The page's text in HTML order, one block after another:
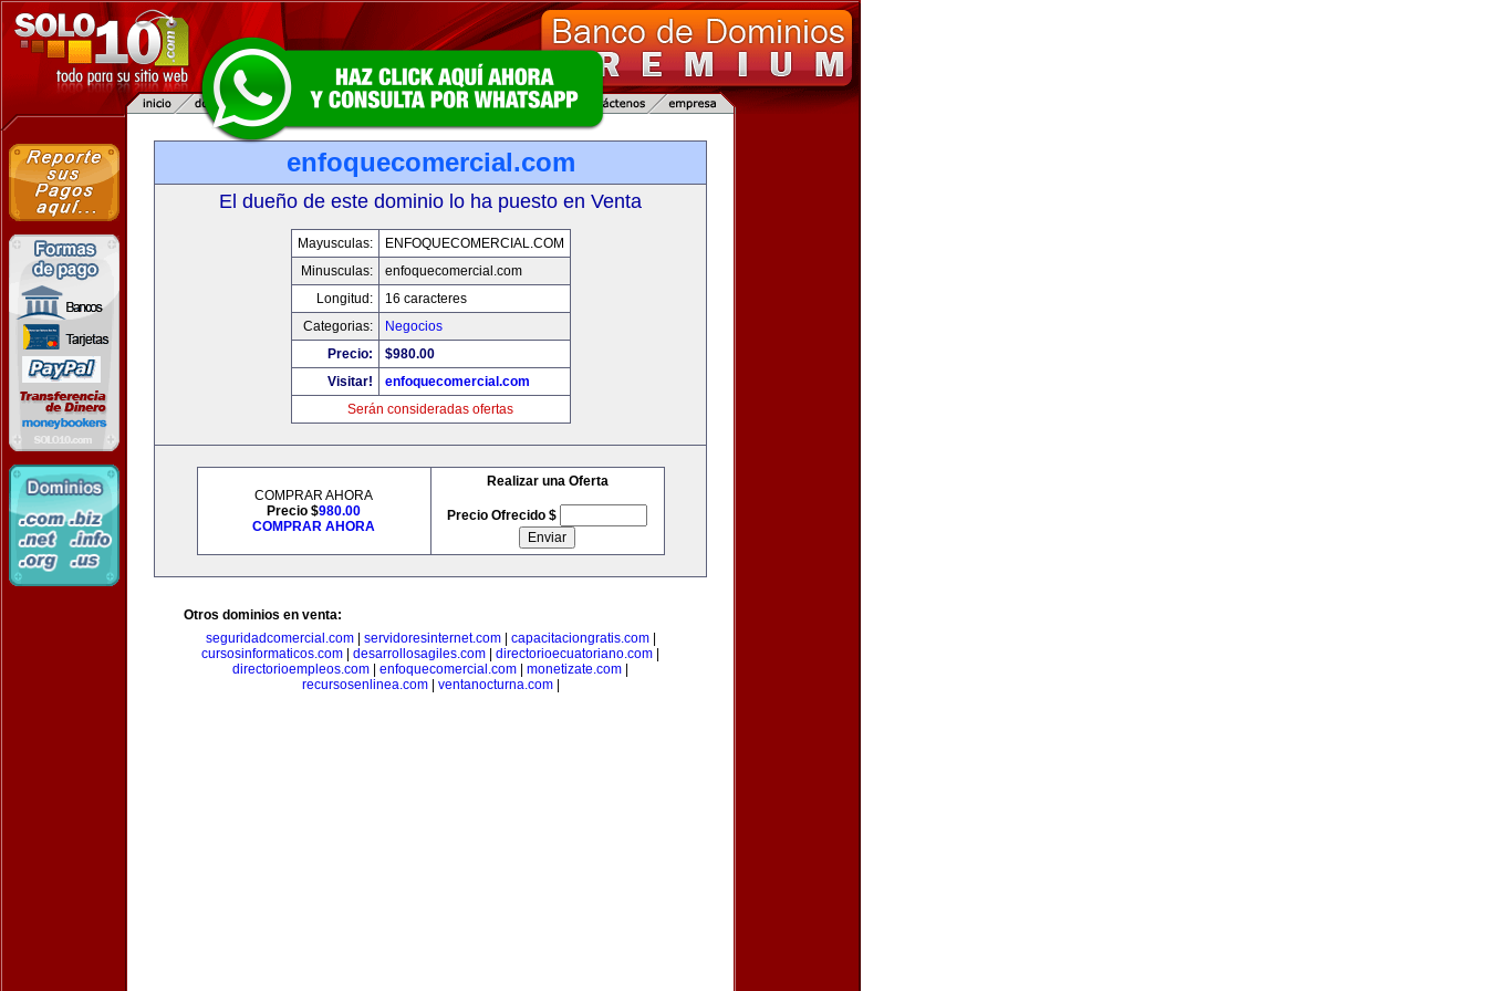
enfoquecomercial.com
El dueño de este dominio lo ha puesto en Venta
Mayusculas:
ENFOQUECOMERCIAL.COM
Minusculas:
enfoquecomercial.com
Longitud:
16 caracteres
Categorias:
Negocios
Precio:
$980.00
Visitar!
enfoquecomercial.com
Serán consideradas ofertas
COMPRAR AHORA
Precio $980.00
COMPRAR AHORA
Realizar una Oferta
Precio Ofrecido $
Otros dominios en venta:
seguridadcomercial.com| servidoresinternet.com| capacitaciongratis.com|
cursosinformaticos.com
desarrollosagiles.com directorioecuatoriano.com
directorioempleos.com
enfoquecomercial.com monetizate.com
recursosenlinea.com| ventanocturna.com|